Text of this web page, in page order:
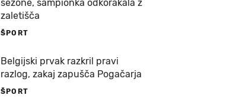
sezone, šampionka odkorakala z
zaletišča
ŠPORT
Belgijski prvak razkril pravi
razlog, zakaj zapušča Pogačarja
ŠPORT